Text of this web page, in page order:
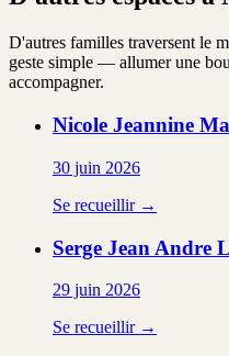
D'autres familles traversent le
geste simple — allumer une
accompagner.
Nicole Jeannine
30 juin 2026
Se recueillir →
Serge Jean Andre
29 juin 2026
Se recueillir →